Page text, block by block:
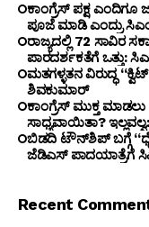
ಕಾಂಗ್ರೆಸ್ ಪಕ್ಷ ಎಂದಿಗೂ
ಪೂಜೆ ಮಾಡಿ ಎಂದ್ರು
ರಾಜ್ಯದಲ್ಲಿ 72 ಸಾವಿರ
ಪಾರದರ್ಶಕತೆಗೆ ಒತ್ತು:
ಮತಗಳ್ಳತನ ವಿರುದ್ಧ
ಶಿವಕುಮಾರ್
ಕಾಂಗ್ರೆಸ್ ಮುಕ್ತ
ಸಾಧ್ಯವಾಯಿತಾ?
ಬಿಡದಿ ಟೌನ್‌ಶಿಪ್ ಬಗ್ಗೆ
ಜೆಡಿಎಸ್ ಪಾದಯಾತ್ರೆಗೆ
Recent